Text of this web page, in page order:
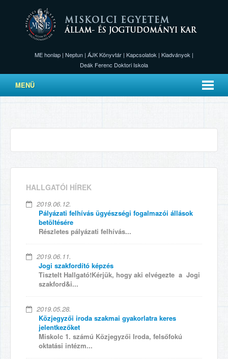
ME honlap | Neptun | ÁJK Könyvtár | Kapcsolatok | Kiadványok |
Deák Ferenc Doktori Iskola
MENÜ
HALLGATÓI HÍREK
2019.06.12.
Pályázati felhívás ügyészségi fogalmazói állások
betöltésére
Részletes pályázati felhívás...
2019.06.11.
Jogi szakfordító képzés
Tisztelt Hallgató!Kérjük, hogy aki elvégezte a Jogi
szakford&i...
2019.05.28.
Közjegyzői iroda szakmai gyakorlatra keres
jelentkezőket
Miskolc 1. számú Közjegyzői Iroda, felsőfokú
oktatási intézm...